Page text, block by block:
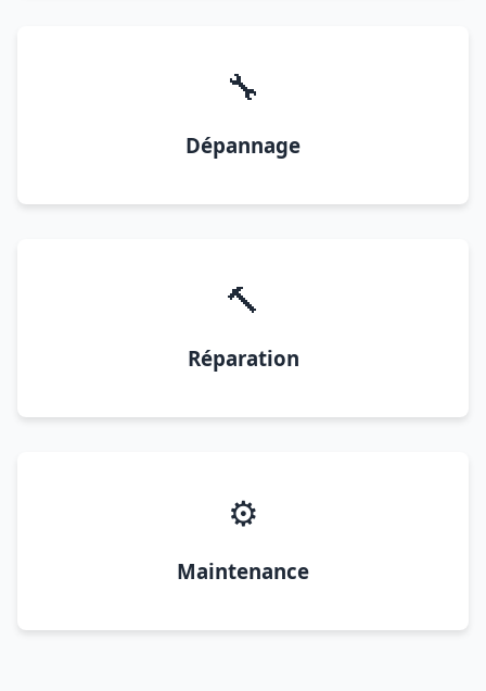
🔧
Dépannage
🔨
Réparation
⚙️
Maintenance